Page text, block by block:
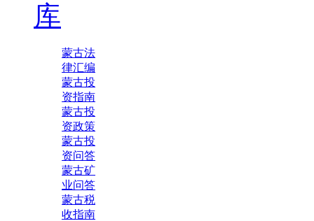
库
蒙古法
律汇编
蒙古投
资指南
蒙古投
资政策
蒙古投
资问答
蒙古矿
业问答
蒙古税
收指南